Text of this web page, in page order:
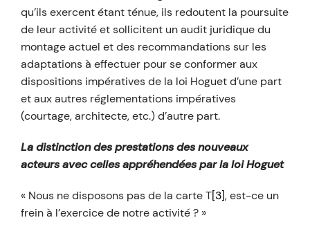
qu’ils exercent étant ténue, ils redoutent la poursuite
de leur activité et sollicitent un audit juridique du
montage actuel et des recommandations sur les
adaptations à effectuer pour se conformer aux
dispositions impératives de la loi Hoguet d’une part
et aux autres réglementations impératives
(courtage, architecte, etc.) d’autre part.
La distinction des prestations des nouveaux
acteurs avec celles appréhendées par la loi Hoguet
« Nous ne disposons pas de la carte T[3], est-ce un
frein à l’exercice de notre activité ? »